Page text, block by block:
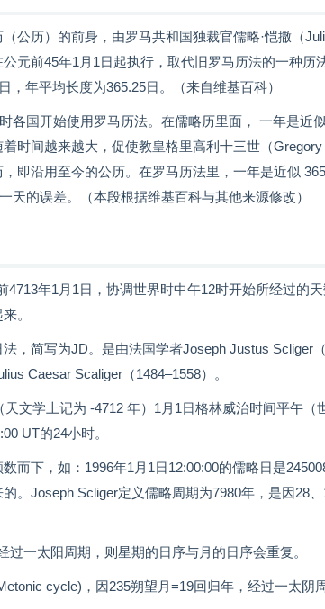
公历）的前身，由罗马共和国独裁官儒略·恺撒（
元前45年1月1日起执行，取代旧罗马历法的一种
，年平均长度为365.25日。（来自维基百科）
各国开始使用罗马历法。在儒略历里面， 一年是近
时间越来越大，促使教皇格里高利十三世（
即沿用至今的公历。在罗马历法里，一年是近似
天的误差。（本段根据维基百科与其他来源修改）
4713年1月1日，协调世界时中午12时开始所经过的
。
，简写为JD。是由法国学者Joseph Justus Scliger
Caesar Scaliger（1484–1558）。
文学上记为 -4712 年）1月1日格林威治时间平午（
UT的24小时。
而下，如：1996年1月1日12:00:00的儒略日是
。Joseph Scliger定义儒略周期为7980年，是因28
过一太阳周期，则星期的日序与月的日序会重复。
cycle)，因235朔望月=19回归年，经过一太阴